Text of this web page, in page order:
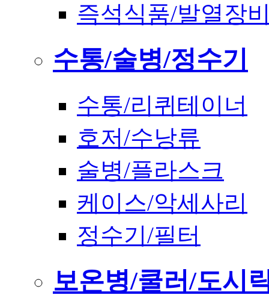
즉석식품/발열장
수통/술병/정수기
수통/리퀴테이너
호저/수낭류
술병/플라스크
케이스/악세사리
정수기/필터
보온병/쿨러/도시